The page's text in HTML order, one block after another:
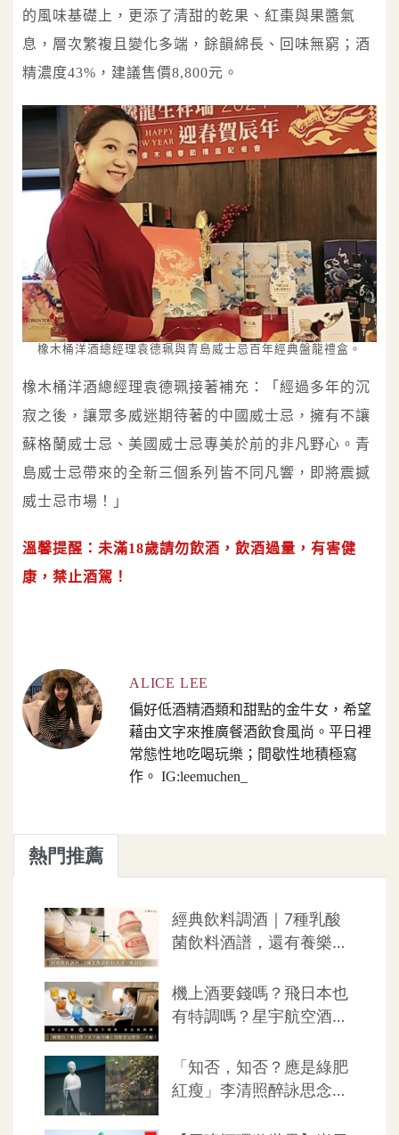
的風味基礎上，更添了清甜的乾果、紅棗與果醬氣
息，層次繁複且變化多端，餘韻綿長、回味無窮；酒
精濃度43%，建議售價8,800元。
橡木桶洋酒總經理袁德珮與青島威士忌百年經典盤龍禮盒。
橡木桶洋酒總經理袁德珮接著補充：「經過多年的沉
寂之後，讓眾多威迷期待著的中國威士忌，擁有不讓
蘇格蘭威士忌、美國威士忌專美於前的非凡野心。青
島威士忌帶來的全新三個系列皆不同凡響，即將震撼
威士忌市場！」
溫馨提醒：未滿18歲請勿飲酒，飲酒過量，有害健
康，禁止酒駕！
ALICE LEE
偏好低酒精酒類和甜點的金牛女，希望
藉由文字來推廣餐酒飲食風尚。平日裡
常態性地吃喝玩樂；間歇性地積極寫
作。 IG:leemuchen_